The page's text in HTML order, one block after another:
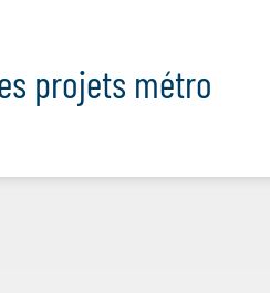
projets métro